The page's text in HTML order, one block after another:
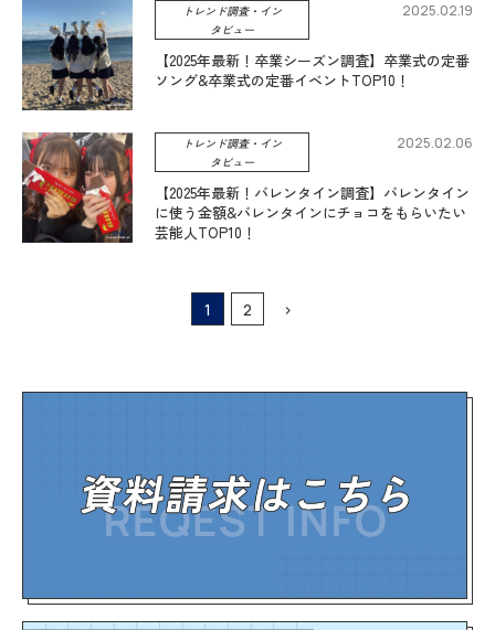
トレンド調査・イン
タビュー
2025.02.19
【2025年最新！卒業シーズン調査】卒業式の定番
ソング&卒業式の定番イベントTOP10！
トレンド調査・イン
タビュー
2025.02.06
【2025年最新！バレンタイン調査】バレンタイン
に使う金額&バレンタインにチョコをもらいたい
芸能人TOP10！
1 2 >